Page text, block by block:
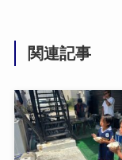
関連記事